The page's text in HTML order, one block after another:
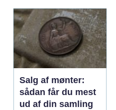
Salg af mønter:
sådan får du mest
ud af din samling